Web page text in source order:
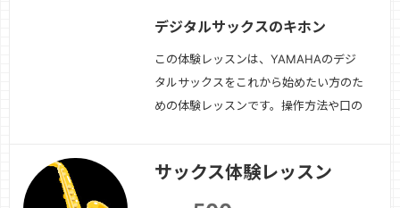
デジタルサックスのキホン
この体験レッスンは、YAMAHAのデジ
タルサックスをこれから始めたい方のた
めの体験レッスンです。操作方法や口の
ご相談しましょう。 続きを見る »
サックス体験レッスン